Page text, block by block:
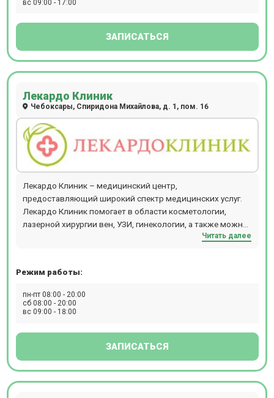
вс 09:00 - 17:00
ЗАПИСАТЬСЯ
Лекардо Клиник
Чебоксары, Спиридона Михайлова, д. 1, пом. 16
Лекардо Клиник – медицинский центр,
предоставляющий широкий спектр медицинских услуг.
Лекардо Клиник помогает в области косметологии,
лазерной хирургии вен, УЗИ, гинекологии, а также можно
записаться на прием к эндокринологу, кардиологу,Читать далее
Режим работы:
пн-пт 08:00 - 20:00
сб 08:00 - 20:00
вс 09:00 - 18:00
ЗАПИСАТЬСЯ